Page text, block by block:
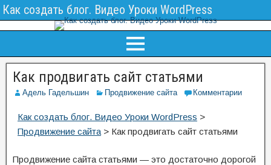
Как создать блог. Видео Уроки WordPress
Как продвигать сайт статьями
Адель Гадельшин Продвижение сайта Комментарии
Как создать блог. Видео Уроки WordPress >
Продвижение сайта > Как продвигать сайт статьями
Продвижение сайта статьями — это достаточно дорогой